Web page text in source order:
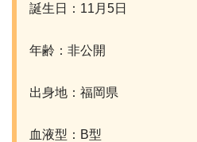
誕生日：11月5日
年齢：非公開
出身地：福岡県
血液型：B型